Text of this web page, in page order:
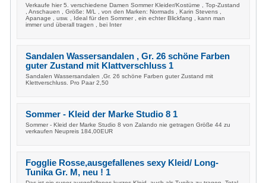
Verkaufe hier 5. verschiedene Damen Sommer Kleider/Kostüme , Top-Zustand
, Anschauen , Größe: M/L , von den Marken: Normads , Karin Stevens ,
Apanage , usw. , Ideal für den Sommer , ein echter Blickfang , kann man
immer und überall tragen , bei Inter
Sandalen Wassersandalen , Gr. 26 schöne Farben
guter Zustand mit Klattverschluss 1
Sandalen Wassersandalen ,Gr. 26 schöne Farben guter Zustand mit
Klettverschluss. Pro Paar 2,50
Sommer - Kleid der Marke Studio 8 1
Sommer - Kleid der Marke Studio 8 von Zalando nie getragen Größe 44 zu
verkaufen Neupreis 184,00EUR
Fogglie Rosse,ausgefallenes sexy Kleid/ Long-
Tunika Gr. M, neu ! 1